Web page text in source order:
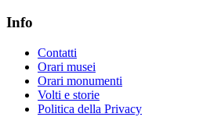
Info
Contatti
Orari musei
Orari monumenti
Volti e storie
Politica della Privacy